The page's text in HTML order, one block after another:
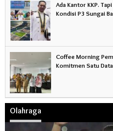
Ada Kantor KKP.
Kondisi P3 Sungai
Coffee Morning
Komitmen Satu
Olahraga